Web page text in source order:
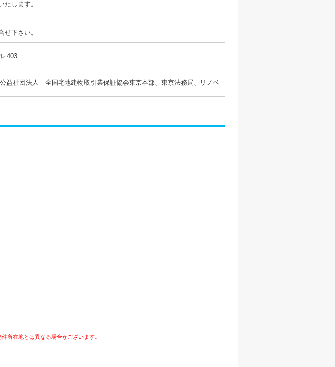
します。
せ下さい。
403
益社団法人 全国宅地建物取引業保証協会東京本部、東京法務局、リノベ
所在地とは異なる場合がございます。